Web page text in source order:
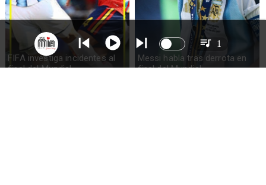
FIFA investiga incidentes al
final del Mundial
Messi habla tras derrota en
final del Mundial
1